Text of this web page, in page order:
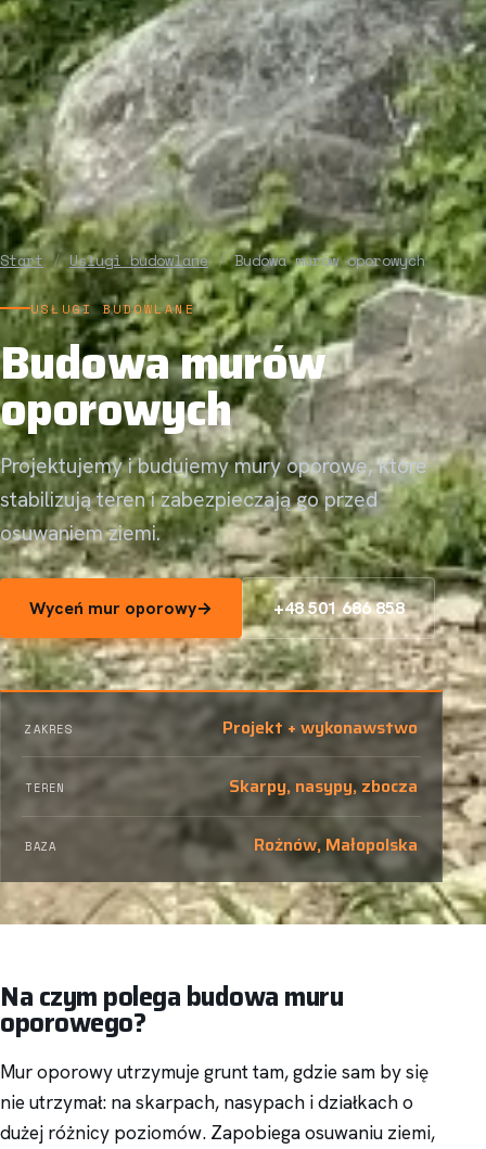
Start / Usługi budowlane / Budowa murów oporowych
USŁUGI BUDOWLANE
Budowa murów
oporowych
Projektujemy i budujemy mury oporowe, które
stabilizują teren i zabezpieczają go przed
osuwaniem ziemi.
Wyceń mur oporowy +48 501 686 858
ZAKRES Projekt + wykonawstwo
TEREN Skarpy, nasypy, zbocza
BAZA Rożnów, Małopolska
Na czym polega budowa muru
oporowego?
Mur oporowy utrzymuje grunt tam, gdzie sam by się
nie utrzymał: na skarpach, nasypach i działkach o
dużej różnicy poziomów. Zapobiega osuwaniu ziemi,